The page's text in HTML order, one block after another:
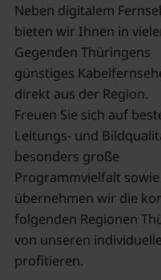
Neben digitalem
bieten wir Ihnen in
Gegenden Thüringens
günstiges
direkt aus der Region.
Freuen Sie sich auf
Leitungs- und
besonders große
Programmvielfalt sowie
übernehmen wir die
folgenden Regionen
von unseren
profitieren.